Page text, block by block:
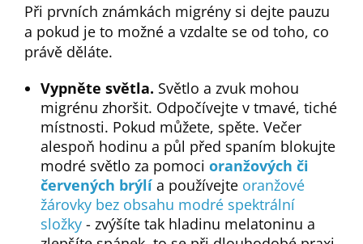
Při prvních známkách migrény si dejte pauzu
a pokud je to možné a vzdalte se od toho, co
právě děláte.
Vypněte světla. Světlo a zvuk mohou
migrénu zhoršit. Odpočívejte v tmavé, tiché
místnosti. Pokud můžete, spěte. Večer
alespoň hodinu a půl před spaním blokujte
modré světlo za pomoci oranžových či
červených brýlí a používejte oranžové
žárovky bez obsahu modré spektrální
složky - zvýšíte tak hladinu melatoninu a